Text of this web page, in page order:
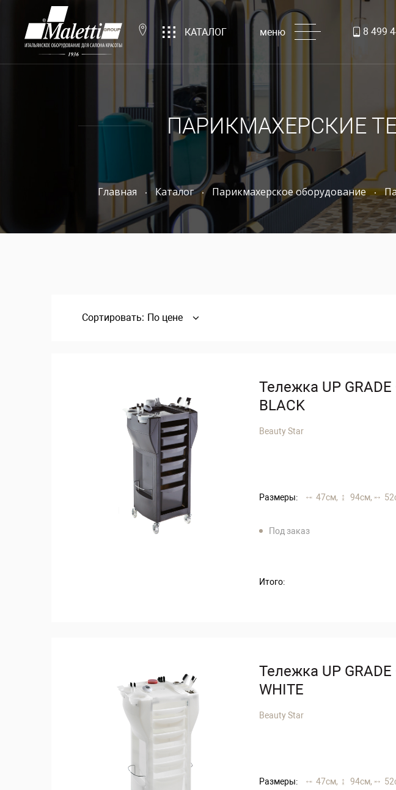
КАТАЛОГ меню 8 499
ПАРИКМАХЕРСКИЕ
Главная Каталог Парикмахерское оборудование
Сортировать: По цене
Тележка UP GRADE
BLACK
Beauty Star
Размеры: 47 см, 94 см, 52
Под заказ
Итого:
Тележка UP GRADE
WHITE
Beauty Star
Размеры: 47 см, 94 см, 52